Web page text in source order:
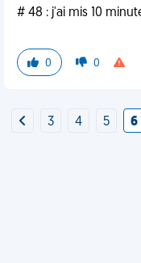
# 48 : j'ai mis 10
0 0
3 4 5 6